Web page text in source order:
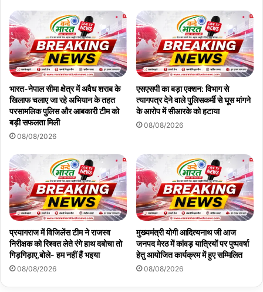
भारत-नेपाल सीमा क्षेत्र में अवैध शराब के
खिलाफ चलाए जा रहे अभियान के तहत
परसामलिक पुलिस और आबकारी टीम को
बड़ी सफलता मिली
08/08/2026
एसएसपी का बड़ा एक्शन: विभाग से
त्यागपत्र देने वाले पुलिसकर्मी से घूस मांगने
के आरोप में सीआरके को हटाया
08/08/2026
प्रयागराज में विजिलेंस टीम ने राजस्व
निरीक्षक को रिश्वत लेते रंगे हाथ दबोचा तो
गिड़गिड़ाए,बोले- हम नहीं हैं भइया
08/08/2026
मुख्यमंत्री योगी आदित्यनाथ जी आज
जनपद मेरठ में कांवड़ यात्रियों पर पुष्पवर्षा
हेतु आयोजित कार्यक्रम में हुए सम्मिलित
08/08/2026